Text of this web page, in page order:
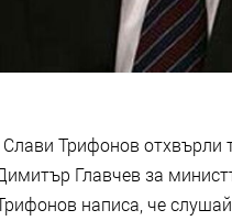
Трифонов отхвърли
Главчев за
написа, че